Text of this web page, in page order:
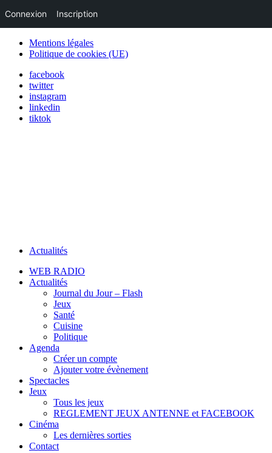
Mentions légales
Politique de cookies (UE)
facebook
twitter
instagram
linkedin
tiktok
Actualités
WEB RADIO
Actualités
Journal du Jour – Flash
Jeux
Santé
Cuisine
Politique
Agenda
Créer un compte
Ajouter votre évènement
Spectacles
Jeux
Tous les jeux
REGLEMENT JEUX ANTENNE et FACEBOOK
Cinéma
Les dernières sorties
Contact
Connexion Inscription